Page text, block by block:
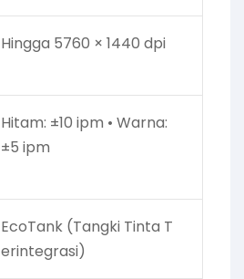
Hingga 5760 × 1440 dpi
Hitam: ±10 ipm • Warna:
±5 ipm
EcoTank (Tangki Tinta T
erintegrasi)